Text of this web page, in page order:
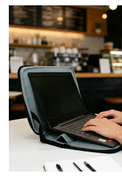
način življenja. Zato so torbice
priljubljene...